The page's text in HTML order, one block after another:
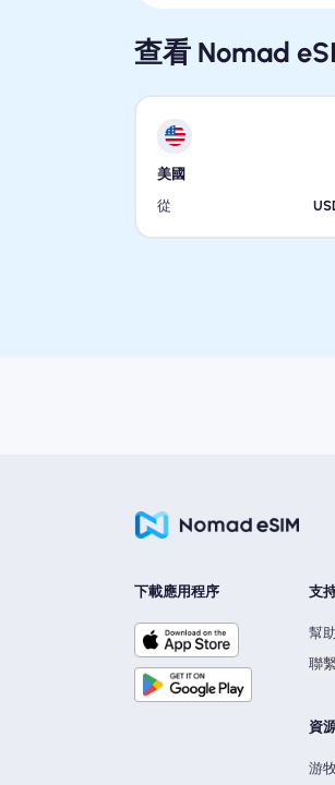
查看 Nomad
美國
從
下載應用程序 支
幫
聯
資
游